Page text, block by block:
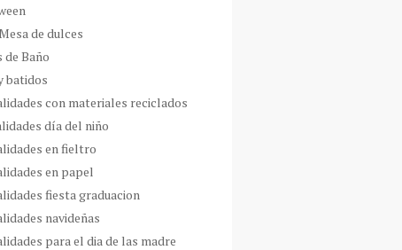
de dulces
de Baño
batidos
con materiales reciclados
día del niño
en fieltro
en papel
fiesta graduacion
navideñas
para el dia de las madre